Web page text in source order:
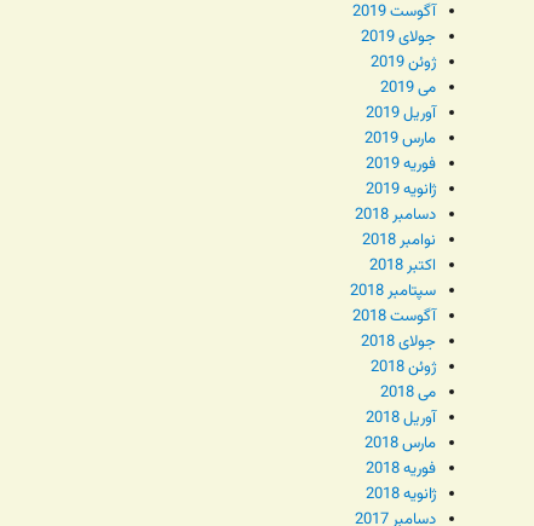
آگوست 2019
جولای 2019
ژوئن 2019
می 2019
آوریل 2019
مارس 2019
فوریه 2019
ژانویه 2019
دسامبر 2018
نوامبر 2018
اکتبر 2018
سپتامبر 2018
آگوست 2018
جولای 2018
ژوئن 2018
می 2018
آوریل 2018
مارس 2018
فوریه 2018
ژانویه 2018
دسامبر 2017